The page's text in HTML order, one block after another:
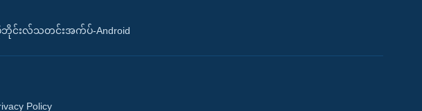
င်းလ်သတင်းအက်ပ်-Android
Policy